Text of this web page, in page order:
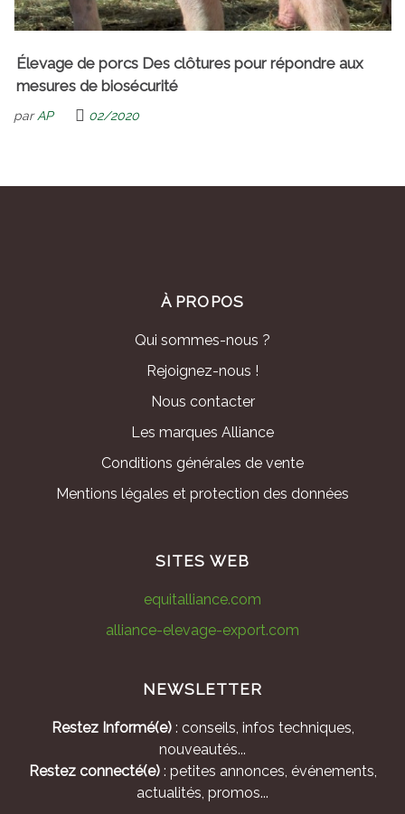
Élevage de porcs Des clôtures pour répondre aux
mesures de biosécurité
parAP 02/2020
À PROPOS
Qui sommes-nous ?
Rejoignez-nous !
Nous contacter
Les marques Alliance
Conditions générales de vente
Mentions légales et protection des données
SITES WEB
equitalliance.com
alliance-elevage-export.com
NEWSLETTER
Restez Informé(e): conseils, infos techniques,
nouveautés...
Restez connecté(e): petites annonces, événements,
actualités, promos...